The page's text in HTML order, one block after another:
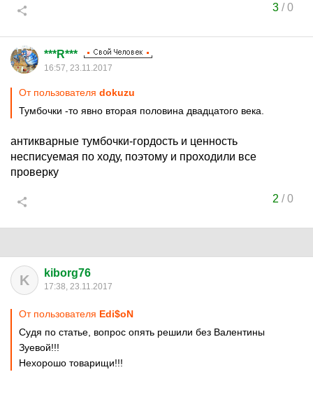
3/0
***R***
16:57, 23.11.2017
От пользователя dokuzu
Тумбочки -то явно вторая половина двадцатого века.
антикварные тумбочки-гордость и ценность
несписуемая по ходу, поэтому и проходили все
проверку
2 /0
K kiborg76
17:38, 23.11.2017
От пользователя Edi$oN
Судя по статье, вопрос опять решили без Валентины
Зуевой!!!
Нехорошо товарищи!!!